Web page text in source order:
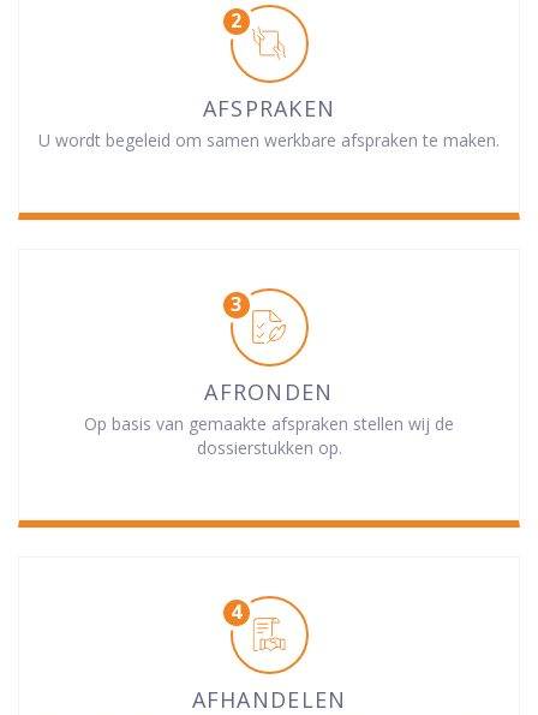
AFSPRAKEN
U wordt begeleid om samen werkbare afspraken te maken.
AFRONDEN
Op basis van gemaakte afspraken stellen wij de
dossierstukken op.
AFHANDELEN